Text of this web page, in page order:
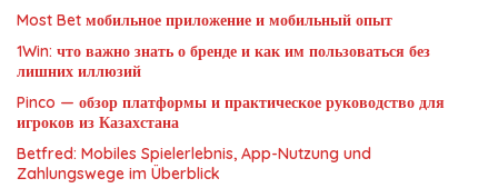
Most Bet мобильное приложение и мобильный опыт
1Win: что важно знать о бренде и как им пользоваться без
лишних иллюзий
Pinco — обзор платформы и практическое руководство для
игроков из Казахстана
Betfred: Mobiles Spielerlebnis, App-Nutzung und
Zahlungswege im Überblick